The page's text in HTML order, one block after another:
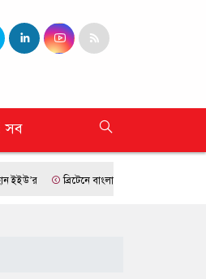
সব
ব্রিটেনে বাংলাদেশি প্রায় ৭ লাখ ৯৫ শতাংশই